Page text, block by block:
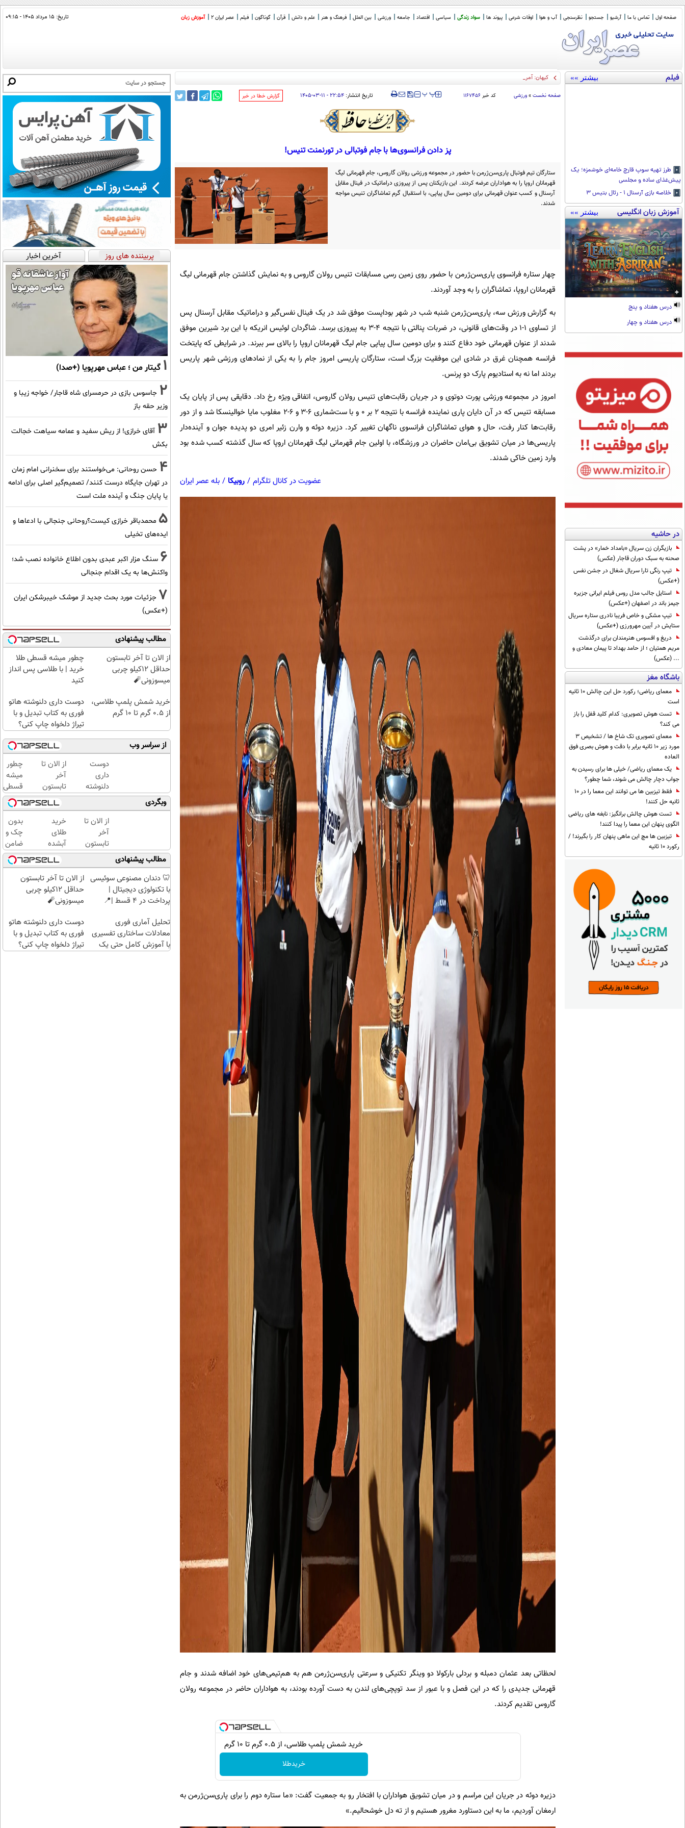
صفحه اول تماس با ما آرشیو جستجو نظرسنجی آب و هوا اوقات شرعی پیوند ها سواد زندگی سیاسی اقتصاد جامعه ورزشی بین الملل فرهنگ و هنر علم و دانش قرآن گوناگون فیلم عصر ایران 2 آموزش زبان تاریخ: ۱۵ مرداد ۱۴۰۵ - ۰۹:۱۵
فیلم بیشتر »»
طرز تهیه سوپ قارچ خامه‌ای خوشمزه؛ یک
پیش‌غذای ساده و مجلسی
خلاصه بازی آرسنال ۱ - رئال بتیس ۳
آموزش زبان انگلیسی بیشتر »»
درس هفتاد و پنج
درس هفتاد و چهار
در حاشیه
بازیگران زن سریال «بامداد خمار» در پشت
صحنه به سبک دوران قاجار (عکس)
تیپ رنگی تارا سریال شغال در جشن نفس
(+عکس)
استایل جالب مدل روس فیلم ایرانی جزیره
جیمز باند در اصفهان (+عکس)
تیپ مشکی و خاص فریبا نادری ستاره سریال
ستایش در آیین مهرورزی (+عکس)
دریغ و افسوس هنرمندان برای درگذشت
مریم همتیان ؛ از حامد بهداد تا پیمان معادی و
... (عکس)
باشگاه مغز
معمای ریاضی؛ رکورد حل این چالش 10 ثانیه
است
تست هوش تصویری: کدام کلید قفل را باز
می کند؟
معمای تصویری تک شاخ ها / تشخیص 3
مورد زیر 10 ثانیه برابر با دقت و هوش بصری فوق
العاده
یک معمای ریاضی/ خیلی ها برای رسیدن به
جواب دچار چالش می شوند، شما چطور؟
فقط تیزبین ها می توانند این معما را در 10
ثانیه حل کنند!
تست هوش چالش برانگیز: نابغه های ریاضی
الگوی پنهان این معما را پیدا کنند!
تیزبین ها مچ این ماهی پنهان کار را بگیرند! /
رکورد 10 ثانیه
کیهان: آمریکا یا «نظم جدید» را می پذیرد یا
صفحه نخست » ورزشی کد خبر۱۱۶۷۴۵۶ ‍‍‍ پپ تاریخ انتشار: ۲۲:۵۴ - ۱۱-۰۳-۱۴۰۵ ‌گزارش خطا در خبر
پز دادن فرانسوی‌ها با جام فوتبالی در تورنمنت تنیس!
ستارگان تیم فوتبال پاری‌سن‌ژرمن با حضور در مجموعه ورزشی رولان گاروس، جام قهرمانی لیگ
قهرمانان اروپا را به هواداران عرضه کردند. این بازیکنان پس از پیروزی دراماتیک در فینال مقابل
آرسنال و کسب عنوان قهرمانی برای دومین سال پیاپی، با استقبال گرم تماشاگران تنیس مواجه
شدند.
‫چهار ستاره فرانسوی پاری‌سن‌ژرمن با حضور روی زمین رسی مسابقات تنیس رولان گاروس و به نمایش گذاشتن جام قهرمانی لیگ
قهرمانان اروپا، تماشاگران را به وجد آوردند.
‫به گزارش ورزش سه، پاری‌سن‌ژرمن شنبه شب در شهر بوداپست موفق شد در یک فینال نفس‌گیر و دراماتیک مقابل آرسنال پس
از تساوی 1-1 در وقت‌های قانونی، در ضربات پنالتی با نتیجه 4-3 به پیروزی برسد. شاگردان لوئیس انریکه با این برد شیرین موفق
شدند از عنوان قهرمانی خود دفاع کنند و برای دومین سال پیاپی جام لیگ قهرمانان اروپا را بالای سر ببرند. در شرایطی که پایتخت
فرانسه همچنان غرق در شادی این موفقیت بزرگ است، ستارگان پاریسی امروز جام را به یکی از نمادهای ورزشی شهر پاریس
بردند اما نه به استادیوم پارک دو پرنس.
‫امروز در مجموعه ورزشی پورت دوتوی و در جریان رقابت‌های تنیس رولان گاروس، اتفاقی ویژه رخ داد. دقایقی پس از پایان یک
مسابقه تنیس که در آن دایان پاری نماینده فرانسه با نتیجه 2 بر 0 و با ست‌شماری 6-3 و 6-2 مغلوب مایا خوالینسکا شد و از دور
رقابت‌ها کنار رفت، حال و هوای تماشاگران فرانسوی ناگهان تغییر کرد. دزیره دوئه و وارن زئیر امری دو پدیده جوان و آینده‌دار
پاریسی‌ها در میان تشویق بی‌امان حاضران در ورزشگاه، با اولین جام قهرمانی لیگ قهرمانان اروپا که سال گذشته کسب شده بود
وارد زمین خاکی شدند.
عضویت در کانال تلگرام / روبیکا / بله عصر ایران
‫لحظاتی بعد عثمان دمبله و بردلی بارکولا دو وینگر تکنیکی و سرعتی پاری‌سن‌ژرمن هم به هم‌تیمی‌های خود اضافه شدند و جام
قهرمانی جدیدی را که در این فصل و با عبور از سد توپچی‌های لندن به دست آورده بودند، به هواداران حاضر در مجموعه رولان
گاروس تقدیم کردند.
خرید شمش پلمپ طلاسی، از ۰.۵ گرم تا ۱۰ گرم
خریدطلا
‫دزیره دوئه در جریان این مراسم و در میان تشویق هواداران با افتخار رو به جمعیت گفت: «ما ستاره دوم را برای پاری‌سن‌ژرمن به
ارمغان آوردیم، ما به این دستاورد مغرور هستیم و از ته دل خوشحالیم.»
پربیننده های روز آخرین اخبار
1 گیتار من ؛ عباس مهرپویا (+صدا)
2 جاسوس بازی در حرمسرای شاه قاجار/ خواجه زیبا و
وزیر حقه باز
3 آقای خرازی! از ریش سفید و عمامه سیاهت خجالت
بکش
4 حسن روحانی: می‌خواستند برای سخنرانی امام زمان
در تهران جایگاه درست کنند/ تصمیم‌گیر اصلی برای ادامه
یا پایان جنگ و آینده ملت است
5 محمدباقر خرازی کیست؟روحانی جنجالی با ادعاها و
ایده‌های تخیلی
6 سنگ مزار اکبر عبدی بدون اطلاع خانواده نصب شد؛
واکنش‌ها به یک اقدام جنجالی
7 جزئیات مورد بحث جدید از موشک خیبرشکن ایران
(+عکس)
مطالب پیشنهادی
از الان تا آخر تابستون
حداقل 12کیلو چربی
میسوزونی🧨
چطور میشه قسطی طلا
خرید | با طلاسی پس انداز
کنید
خرید شمش پلمپ طلاسی،
از ۰.۵ گرم تا ۱۰ گرم
دوست داری دلنوشته هاتو
فوری به کتاب تبدیل و با
تیراژ دلخواه چاپ کنی؟
از سراسر وب
دوست
داری
دلنوشته
هاتو
فوری به
کتاب
تبدیل و
با تیراژ
دلخواه
چاپ
کنی؟
از الان تا
آخر
تابستون
حداقل
12کیلو
چربی
میسوزونی
🧨
چطور
میشه
قسطی
طلا
خرید |
با
طلاسی
پس
انداز
کنید
وبگردی
از الان تا
آخر
تابستون
حداقل
12کیلو
چربی
میسوزونی
🧨
خرید
طلای
آبشده
حتی با
۱۰۰هزارتومان
بدون
چک و
ضامن
تا 100
میلیون
اعتبار
مطالب پیشنهادی
🦷 دندان مصنوعی سوئیسی
با تکنولوژی دیجیتال |
پرداخت در 4 قسط |📍
از الان تا آخر تابستون
حداقل 12کیلو چربی
میسوزونی🧨
تحلیل آماری فوری
معادلات ساختاری تفسیری
با آموزش کامل حتی یک
دوست داری دلنوشته هاتو
فوری به کتاب تبدیل و با
تیراژ دلخواه چاپ کنی؟